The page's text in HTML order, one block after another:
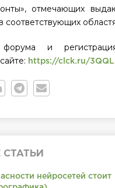
отмечающих
соответствующих
форума и
https://clck.ru/
нейросетей стоит